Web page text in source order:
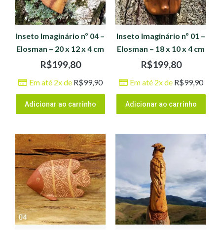
Inseto Imaginário nº 04 –
Elosman – 20 x 12 x 4 cm
R$199,80
Em até 2x de R$99,90
Adicionar ao carrinho
Inseto Imaginário nº 01 –
Elosman – 18 x 10 x 4 cm
R$199,80
Em até 2x de R$99,90
Adicionar ao carrinho